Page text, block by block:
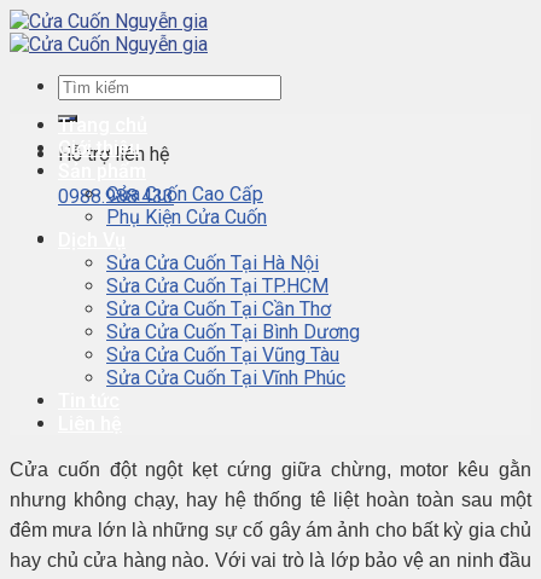
Skip
to
Hỗ trợ liên hệ
0988.988.433
Trang chủ
Giới thiệu
Sản phẩm
Cửa Cuốn Cao Cấp
Phụ Kiện Cửa Cuốn
Sửa Cửa Cuốn Tại Hà Nội
Sửa Cửa Cuốn Tại TP.HCM
Sửa Cửa Cuốn Tại Cần Thơ
Sửa Cửa Cuốn Tại Bình Dương
Sửa Cửa Cuốn Tại Vũng Tàu
Sửa Cửa Cuốn Tại Vĩnh Phúc
Cửa cuốn đột ngột kẹt cứng giữa chừng, motor kêu gằn
nhưng không chạy, hay hệ thống tê liệt hoàn toàn sau một
đêm mưa lớn là những sự cố gây ám ảnh cho bất kỳ gia chủ
hay chủ cửa hàng nào. Với vai trò là lớp bảo vệ an ninh đầu